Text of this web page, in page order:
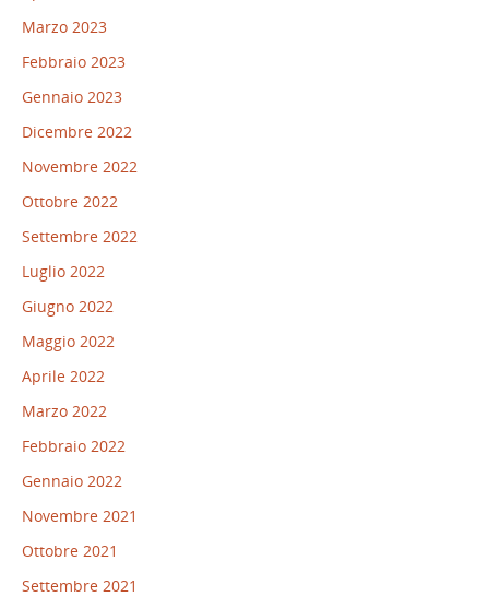
Marzo 2023
Febbraio 2023
Gennaio 2023
Dicembre 2022
Novembre 2022
Ottobre 2022
Settembre 2022
Luglio 2022
Giugno 2022
Maggio 2022
Aprile 2022
Marzo 2022
Febbraio 2022
Gennaio 2022
Novembre 2021
Ottobre 2021
Settembre 2021